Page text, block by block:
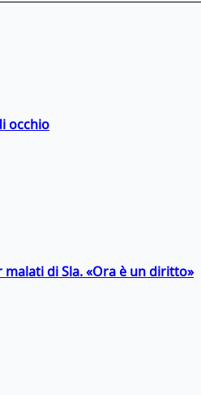
occhio
di Sla. «Ora è un diritto»